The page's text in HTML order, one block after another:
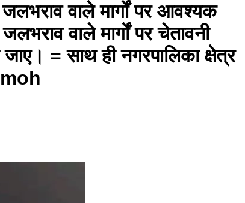
जलभराव वाले मार्गों पर आवश्यक
वाले मार्गों पर चेतावनी
= साथ ही नगरपालिका क्षेत्र